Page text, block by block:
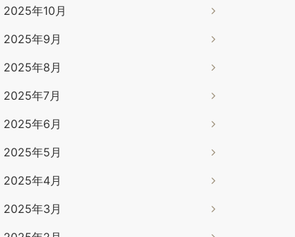
2025年10月
2025年9月
2025年8月
2025年7月
2025年6月
2025年5月
2025年4月
2025年3月